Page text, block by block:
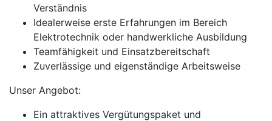
Verständnis
Idealerweise erste Erfahrungen im Bereich
Elektrotechnik oder handwerkliche Ausbildung
Teamfähigkeit und Einsatzbereitschaft
Zuverlässige und eigenständige Arbeitsweise
Unser Angebot:
Ein attraktives Vergütungspaket und